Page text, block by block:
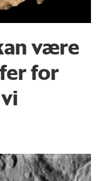
være
for